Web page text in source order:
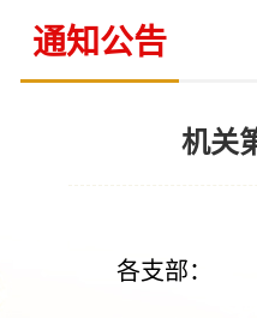
通知公告
机关
各支部：